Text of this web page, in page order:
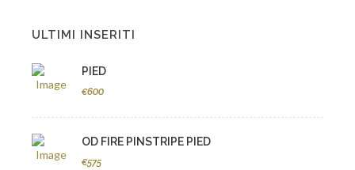
ULTIMI INSERITI
PIED
€600
OD FIRE PINSTRIPE PIED
€575